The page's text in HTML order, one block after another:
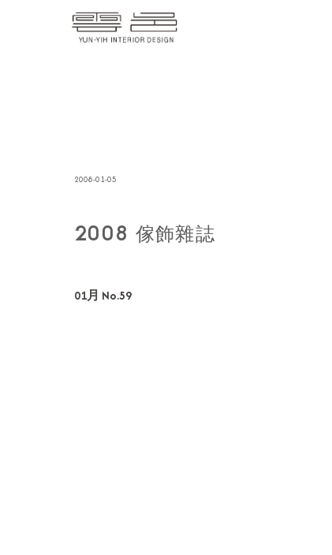
2008-01-05
2008 傢飾雜誌
01月 No.59